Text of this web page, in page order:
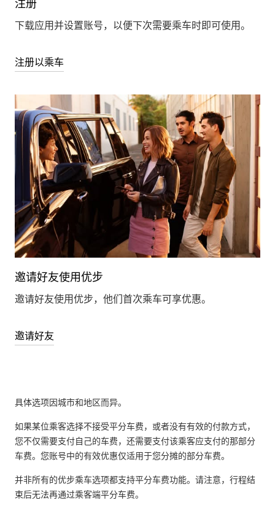
注册
下载应用并设置账号，以便下次需要乘车时即可使用。
注册以乘车
邀请好友使用优步
邀请好友使用优步，他们首次乘车可享优惠。
邀请好友
具体选项因城市和地区而异。
如果某位乘客选择不接受平分车费，或者没有有效的付款方式，
您不仅需要支付自己的车费，还需要支付该乘客应支付的那部分
车费。您账号中的有效优惠仅适用于您分摊的部分车费。
并非所有的优步乘车选项都支持平分车费功能。请注意，行程结
束后无法再通过乘客端平分车费。